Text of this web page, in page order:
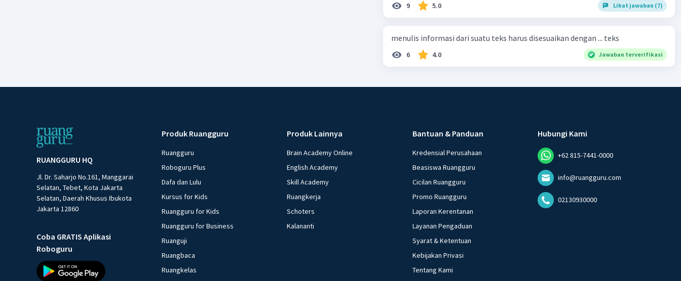
9 5.0 Lihat jawaban (7)
menulis informasi dari suatu teks harus disesuaikan dengan ... teks
6 4.0 Jawaban terverifikasi
RUANGGURU HQ
Jl. Dr. Saharjo No.161, Manggarai
Selatan, Tebet, Kota Jakarta
Selatan, Daerah Khusus Ibukota
Jakarta 12860
Coba GRATIS Aplikasi
Roboguru
Produk Ruangguru
Ruangguru
Roboguru Plus
Dafa dan Lulu
Kursus for Kids
Ruangguru for Kids
Ruangguru for Business
Ruanguji
Ruangbaca
Ruangkelas
Produk Lainnya
Brain Academy Online
English Academy
Skill Academy
Ruangkerja
Schoters
Kalananti
Bantuan & Panduan
Kredensial Perusahaan
Beasiswa Ruangguru
Cicilan Ruangguru
Promo Ruangguru
Laporan Kerentanan
Layanan Pengaduan
Syarat & Ketentuan
Kebijakan Privasi
Tentang Kami
Hubungi Kami
+62 815-7441-0000
info@ruangguru.com
02130930000